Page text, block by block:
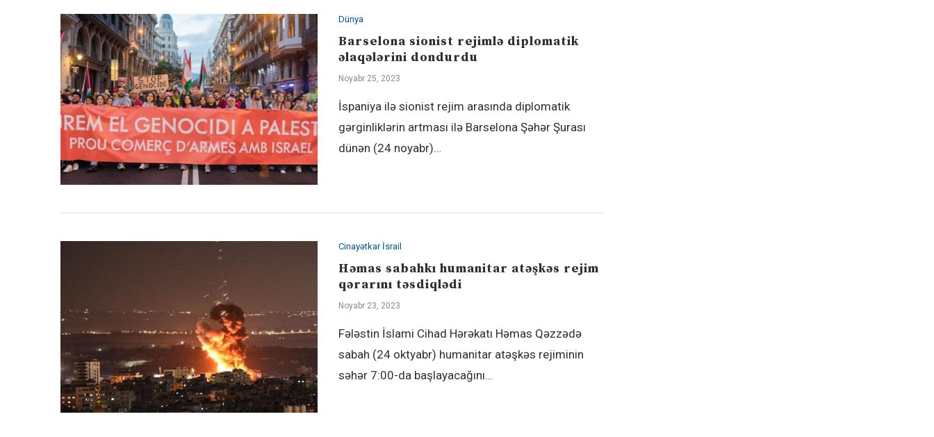
Dünya
Barselona sionist rejimlə diplomatik
əlaqələrini dondurdu
Noyabr 25, 2023
İspaniya ilə sionist rejim arasında diplomatik
gərginliklərin artması ilə Barselona Şəhər Şurası
dünən (24 noyabr)…
Cinayətkar İsrail
Həmas sabahkı humanitar atəşkəs rejim
qərarını təsdiqlədi
Noyabr 23, 2023
Fələstin İslami Cihad Hərəkatı Həmas Qəzzədə
sabah (24 oktyabr) humanitar atəşkəs rejiminin
səhər 7:00-da başlayacağını…